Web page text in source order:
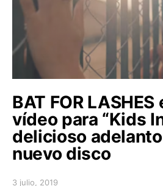
BAT FOR
vídeo para “Kids
delicioso
nuevo disco
3 julio, 2019